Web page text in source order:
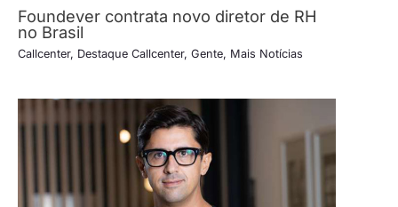
Foundever contrata novo diretor de RH
no Brasil
Callcenter, Destaque Callcenter, Gente, Mais Notícias